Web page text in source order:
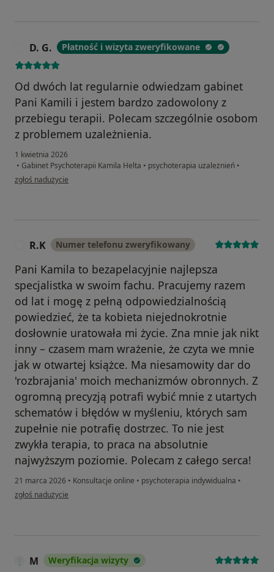
D. G. Płatność i wizyta zweryfikowane
Od dwóch lat regularnie odwiedzam gabinet
Pani Kamili i jestem bardzo zadowolony z
przebiegu terapii. Polecam szczególnie osobom
z problemem uzależnienia.
1 kwietnia 2026
• Gabinet Psychoterapii Kamila Helta • psychoterapia uzależnień •
w opinii użytkownika D. G.
zgłoś nadużycie
R.K Numer telefonu zweryfikowany
Pani Kamila to bezapelacyjnie najlepsza
specjalistka w swoim fachu. Pracujemy razem
od lat i mogę z pełną odpowiedzialnością
powiedzieć, że ta kobieta niejednokrotnie
dosłownie uratowała mi życie. Zna mnie jak nikt
inny – czasem mam wrażenie, że czyta we mnie
jak w otwartej książce. Ma niesamowity dar do
'rozbrajania' moich mechanizmów obronnych. Z
ogromną precyzją potrafi wybić mnie z utartych
schematów i błędów w myśleniu, których sam
zupełnie nie potrafię dostrzec. To nie jest
zwykła terapia, to praca na absolutnie
najwyższym poziomie. Polecam z całego serca!
21 marca 2026 • Konsultacje online • psychoterapia indywidualna •
w opinii użytkownika R.K
zgłoś nadużycie
M Weryfikacja wizyty